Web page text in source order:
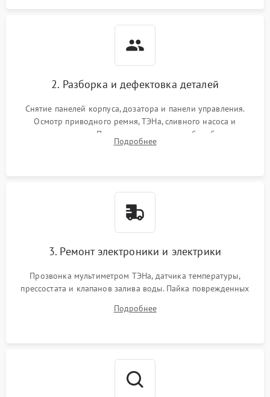
2. Разборка и дефектовка деталей
Снятие панелей корпуса, дозатора и панели управления.
Осмотр приводного ремня, ТЭНа, сливного насоса и
амортизаторов. Проверка подшипников барабана и
крестовины на износ, а манжеты люка на разрывы.
Подробнее
3. Ремонт электроники и электрики
Прозвонка мультиметром ТЭНа, датчика температуры,
прессостата и клапанов залива воды. Пайка поврежденных
Восстановление целостности проводки и контактов.
Подробнее